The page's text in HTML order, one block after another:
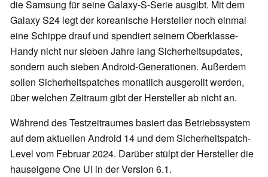
die Samsung für seine Galaxy-S-Serie ausgibt. Mit dem
Galaxy S24 legt der koreanische Hersteller noch einmal
eine Schippe drauf und spendiert seinem Oberklasse-
Handy nicht nur sieben Jahre lang Sicherheitsupdates,
sondern auch sieben Android-Generationen. Außerdem
sollen Sicherheitspatches monatlich ausgerollt werden,
über welchen Zeitraum gibt der Hersteller ab nicht an.
Während des Testzeitraumes basiert das Betriebssystem
auf dem aktuellen Android 14 und dem Sicherheitspatch-
Level vom Februar 2024. Darüber stülpt der Hersteller die
hauseigene One UI in der Version 6.1.